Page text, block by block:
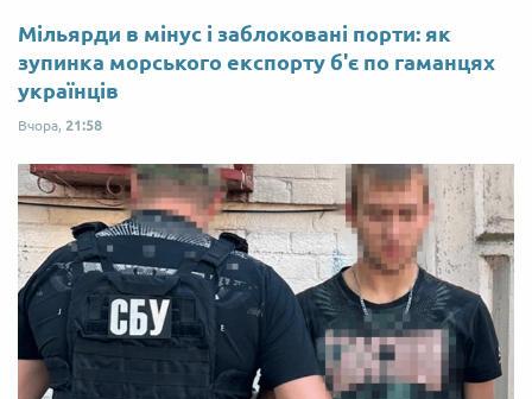
Мільярди в мінус і заблоковані порти: як
зупинка морського експорту б'є по гаманцях
українців
Вчора, 21:58